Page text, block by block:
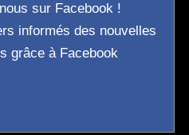
sur Facebook !
informés des nouvelles
grâce à Facebook